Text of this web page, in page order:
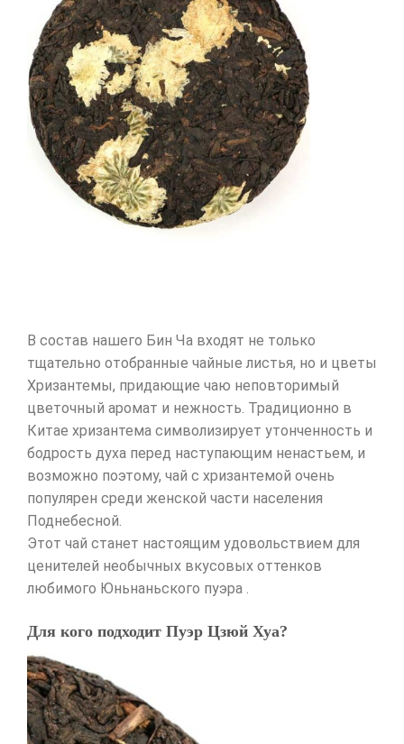
В состав нашего Бин Ча входят не только
тщательно отобранные чайные листья, но и цветы
Хризантемы, придающие чаю неповторимый
цветочный аромат и нежность. Традиционно в
Китае хризантема символизирует утонченность и
бодрость духа перед наступающим ненастьем, и
возможно поэтому, чай с хризантемой очень
популярен среди женской части населения
Поднебесной.
Этот чай станет настоящим удовольствием для
ценителей необычных вкусовых оттенков
любимого Юньнаньского пуэра .
Для кого подходит Пуэр Цзюй Хуа?